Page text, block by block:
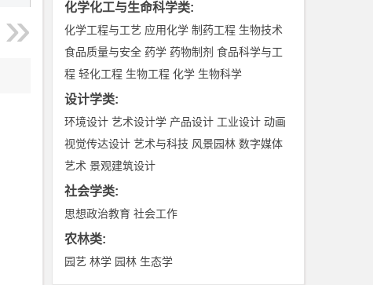
化学化工与生命科学类:
化学工程与工艺 应用化学 制药工程 生物技术
食品质量与安全 药学 药物制剂 食品科学与工
程 轻化工程 生物工程 化学 生物科学
设计学类:
环境设计 艺术设计学 产品设计 工业设计 动画
视觉传达设计 艺术与科技 风景园林 数字媒体
艺术 景观建筑设计
社会学类:
思想政治教育 社会工作
农林类:
园艺 林学 园林 生态学